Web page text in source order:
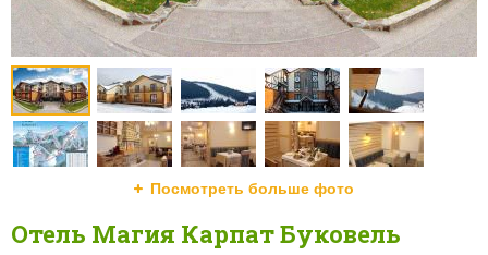
Посмотреть больше фото
Отель Магия Карпат Буковель